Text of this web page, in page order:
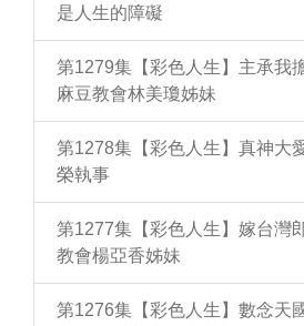
是人生的障礙
第1279集【彩色人生】主承我
麻豆教會林美瓊姊妹
第1278集【彩色人生】真神大
榮執事
第1277集【彩色人生】嫁台灣
教會楊亞香姊妹
第1276集【彩色人生】數念天